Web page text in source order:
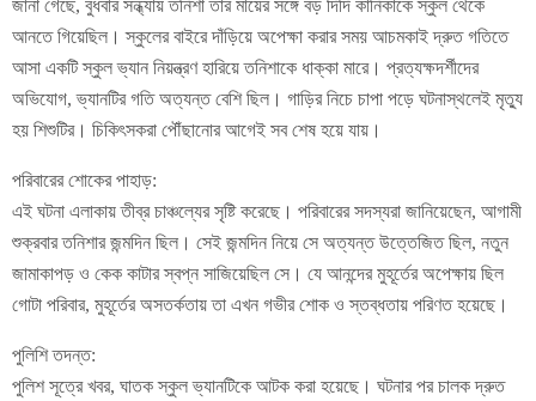
জানা গেছে, বুধবার সন্ধ্যায় তনিশা তার মায়ের সঙ্গে বড় দিদি কানিকাকে স্কুল থেকে
আনতে গিয়েছিল। স্কুলের বাইরে দাঁড়িয়ে অপেক্ষা করার সময় আচমকাই দ্রুত গতিতে
আসা একটি স্কুল ভ্যান নিয়ন্ত্রণ হারিয়ে তনিশাকে ধাক্কা মারে। প্রত্যক্ষদর্শীদের
অভিযোগ, ভ্যানটির গতি অত্যন্ত বেশি ছিল। গাড়ির নিচে চাপা পড়ে ঘটনাস্থলেই মৃত্যু
হয় শিশুটির। চিকিৎসকরা পৌঁছানোর আগেই সব শেষ হয়ে যায়।
পরিবারের শোকের পাহাড়:
এই ঘটনা এলাকায় তীব্র চাঞ্চল্যের সৃষ্টি করেছে। পরিবারের সদস্যরা জানিয়েছেন, আগামী
শুক্রবার তনিশার জন্মদিন ছিল। সেই জন্মদিন নিয়ে সে অত্যন্ত উত্তেজিত ছিল, নতুন
জামাকাপড় ও কেক কাটার স্বপ্ন সাজিয়েছিল সে। যে আনন্দের মুহূর্তের অপেক্ষায় ছিল
গোটা পরিবার, মুহূর্তের অসতর্কতায় তা এখন গভীর শোক ও স্তব্ধতায় পরিণত হয়েছে।
পুলিশি তদন্ত:
পুলিশ সূত্রে খবর, ঘাতক স্কুল ভ্যানটিকে আটক করা হয়েছে। ঘটনার পর চালক দ্রুত